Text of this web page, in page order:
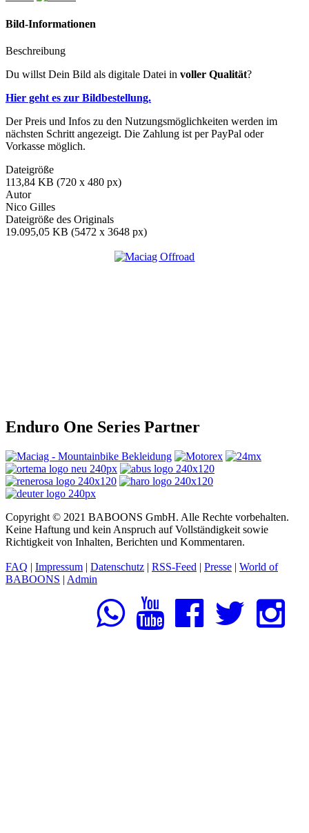
Bild-Informationen
Beschreibung
Du willst Dein Bild als digitale Datei in voller Qualität?
Hier geht es zur Bildbestellung.
Der Preis und Infos zu den Nutzungsmöglichkeiten werden im
nächsten Schritt angezeigt. Die Zahlung ist per PayPal oder
Vorkasse möglich.
Dateigröße
113,84 KB (720 x 480 px)
Autor
Nico Gilles
Dateigröße des Originals
19.095,05 KB (5472 x 3648 px)
Enduro One Series Partner
Copyright © 2021 BABOONS GmbH. Alle Rechte vorbehalten.
Keine Haftung und kein Anspruch auf Vollständigkeit sowie
Richtigkeit von Inhalten, Berichten und Kommentaren.
FAQ | Impressum | Datenschutz | RSS-Feed | Presse | World of
BABOONS | Admin